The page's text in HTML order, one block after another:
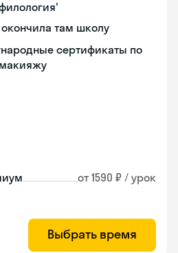
там школу
сертификаты по
от 1590 ₽ / урок
Выбрать время